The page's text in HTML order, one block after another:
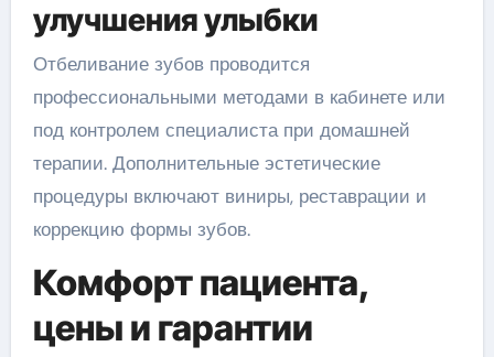
улучшения улыбки
Отбеливание зубов проводится
профессиональными методами в кабинете или
под контролем специалиста при домашней
терапии. Дополнительные эстетические
процедуры включают виниры, реставрации и
коррекцию формы зубов.
Комфорт пациента,
цены и гарантии